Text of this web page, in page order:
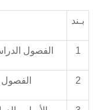
بـند
1 الفصول
2